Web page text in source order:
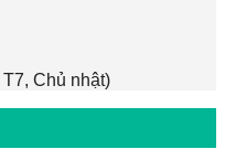
Chủ nhật)